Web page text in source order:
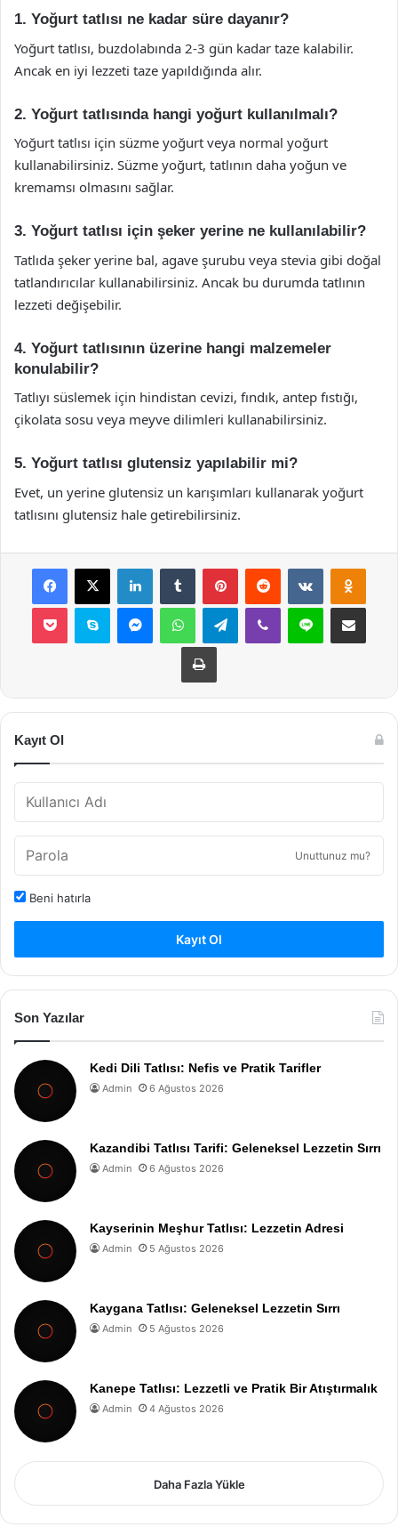
1. Yoğurt tatlısı ne kadar süre dayanır?
Yoğurt tatlısı, buzdolabında 2-3 gün kadar taze kalabilir.
Ancak en iyi lezzeti taze yapıldığında alır.
2. Yoğurt tatlısında hangi yoğurt kullanılmalı?
Yoğurt tatlısı için süzme yoğurt veya normal yoğurt
kullanabilirsiniz. Süzme yoğurt, tatlının daha yoğun ve
kremamsı olmasını sağlar.
3. Yoğurt tatlısı için şeker yerine ne kullanılabilir?
Tatlıda şeker yerine bal, agave şurubu veya stevia gibi doğal
tatlandırıcılar kullanabilirsiniz. Ancak bu durumda tatlının
lezzeti değişebilir.
4. Yoğurt tatlısının üzerine hangi malzemeler
konulabilir?
Tatlıyı süslemek için hindistan cevizi, fındık, antep fıstığı,
çikolata sosu veya meyve dilimleri kullanabilirsiniz.
5. Yoğurt tatlısı glutensiz yapılabilir mi?
Evet, un yerine glutensiz un karışımları kullanarak yoğurt
tatlısını glutensiz hale getirebilirsiniz.
Facebook
X LinkedInTumblr PinterestReddit VKontakte
Pocket Skype MessengerWhatsAppTelegramViber Line E-Posta ile
Yazdır
Kayıt Ol
Unuttunuz mu?
Beni hatırla
Kayıt Ol
Son Yazılar
Kedi Dili Tatlısı: Nefis ve Pratik Tarifler
Admin 6 Ağustos 2026
Kazandibi Tatlısı Tarifi: Geleneksel Lezzetin Sırrı
Admin 6 Ağustos 2026
Kayserinin Meşhur Tatlısı: Lezzetin Adresi
Admin 5 Ağustos 2026
Kaygana Tatlısı: Geleneksel Lezzetin Sırrı
Admin 5 Ağustos 2026
Kanepe Tatlısı: Lezzetli ve Pratik Bir Atıştırmalık
Admin 4 Ağustos 2026
Daha Fazla Yükle